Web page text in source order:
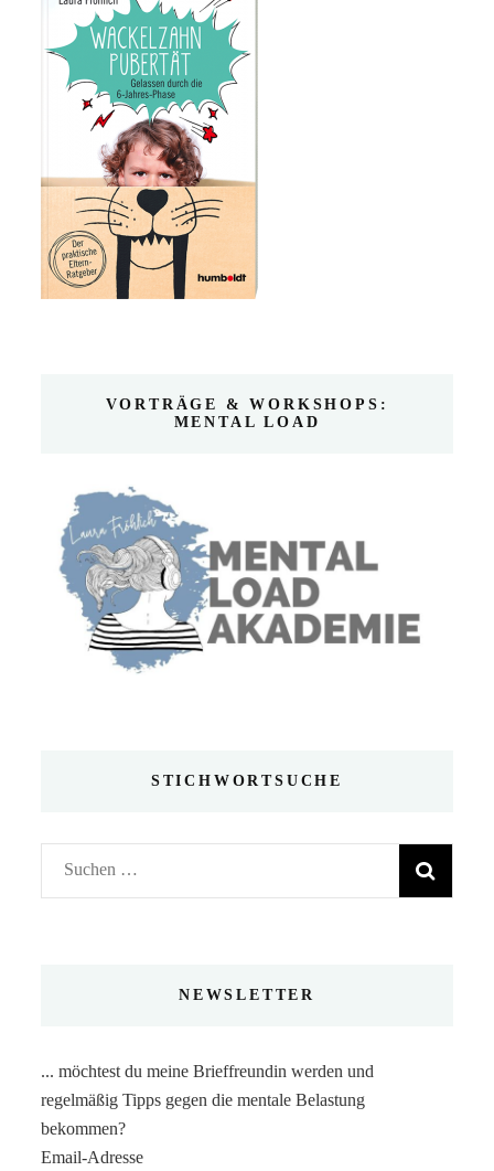
VORTRÄGE & WORKSHOPS:
MENTAL LOAD
STICHWORTSUCHE
Suchen
nach:
NEWSLETTER
... möchtest du meine Brieffreundin werden und
regelmäßig Tipps gegen die mentale Belastung
bekommen?
Email-Adresse